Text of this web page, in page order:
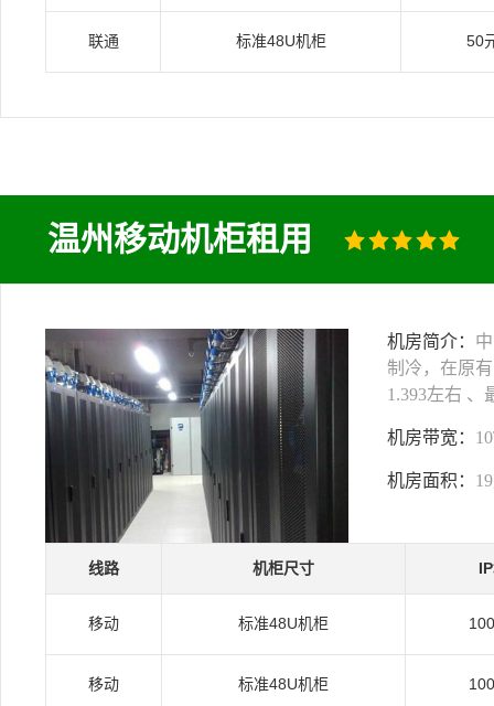
联通 标准48U机柜 50
温州移动机柜租用
机房简介：
制冷，在原
1.393左右 、
机房带宽：
机房面积：
线路 机柜尺寸
移动 标准48U机柜
移动 标准48U机柜